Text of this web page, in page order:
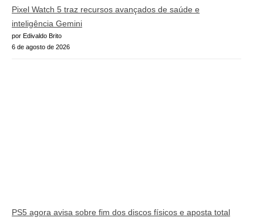
Pixel Watch 5 traz recursos avançados de saúde e
inteligência Gemini
por Edivaldo Brito
6 de agosto de 2026
PS5 agora avisa sobre fim dos discos físicos e aposta total